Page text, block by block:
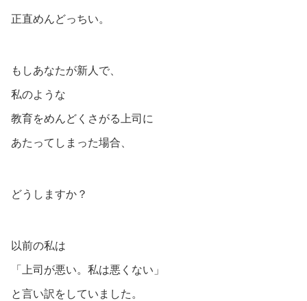
正直めんどっちい。
もしあなたが新人で、
私のような
教育をめんどくさがる上司に
あたってしまった場合、
どうしますか？
以前の私は
「上司が悪い。私は悪くない」
と言い訳をしていました。